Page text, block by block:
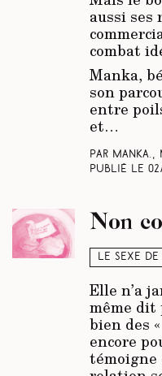
aussi ses
combat
Manka,
son
entre
et…
Par Manka.,
Publié le
Le sexe
Non
Elle n’a
même dit
bien des
encore
témoigne